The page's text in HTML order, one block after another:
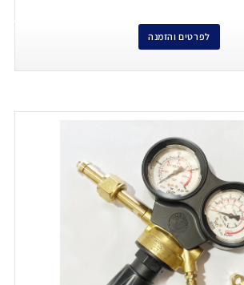
לפרטים והזמנה